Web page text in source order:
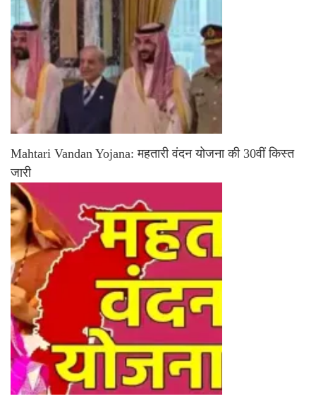
Mahtari Vandan Yojana: महतारी वंदन योजना की 30वीं किस्त
जारी